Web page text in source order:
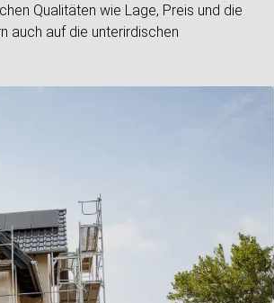
Kataloge
Hersteller
schließen
Qualitäten wie Lage, Preis und die
auch auf die unterirdischen